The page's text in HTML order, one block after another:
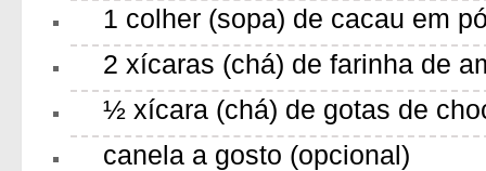
1 colher (sopa) de cacau em
2 xícaras (chá) de farinha de
½ xícara (chá) de gotas de
canela a gosto (opcional)